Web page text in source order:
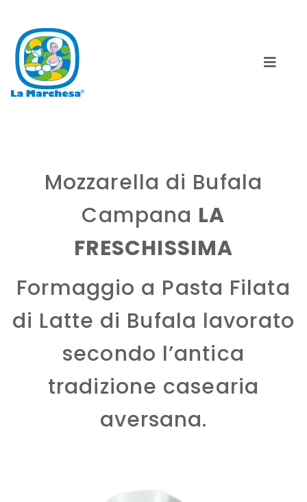
Mozzarella di Bufala
Campana LA
FRESCHISSIMA
Formaggio a Pasta Filata
di Latte di Bufala lavorato
secondo l’antica
tradizione casearia
aversana.